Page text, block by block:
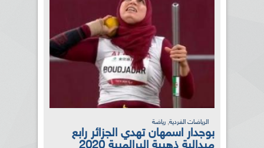
الرياضات الفردية, رياضة
بوجدار اسمهان تهدي الجزائر رابع